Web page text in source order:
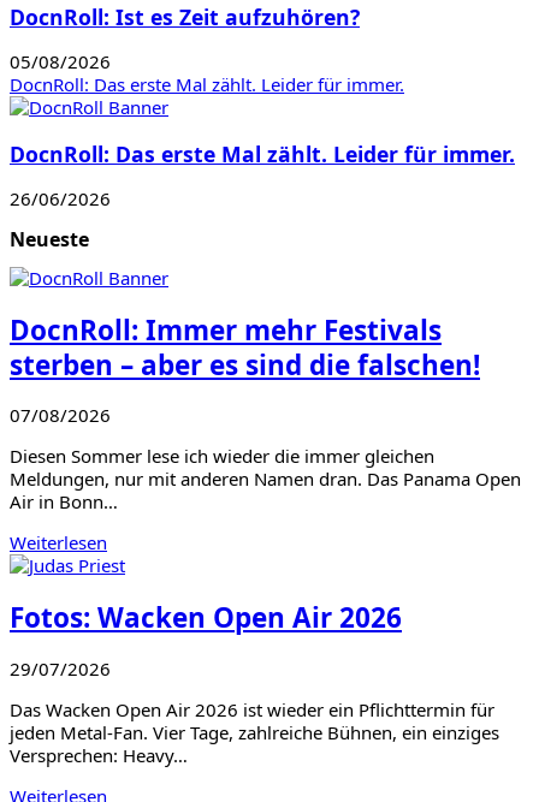
DocnRoll: Ist es Zeit aufzuhören?
05/08/2026
DocnRoll: Das erste Mal zählt. Leider für immer.
DocnRoll: Das erste Mal zählt. Leider für immer.
26/06/2026
Neueste
DocnRoll: Immer mehr Festivals
sterben – aber es sind die falschen!
07/08/2026
Diesen Sommer lese ich wieder die immer gleichen
Meldungen, nur mit anderen Namen dran. Das Panama Open
Air in Bonn…
Weiterlesen
Fotos: Wacken Open Air 2026
29/07/2026
Das Wacken Open Air 2026 ist wieder ein Pflichttermin für
jeden Metal-Fan. Vier Tage, zahlreiche Bühnen, ein einziges
Versprechen: Heavy…
Weiterlesen